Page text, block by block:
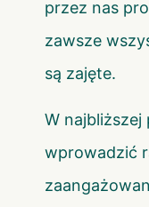
przez nas
zawsze
są zajęte.
W najbliższej
wprowadzić